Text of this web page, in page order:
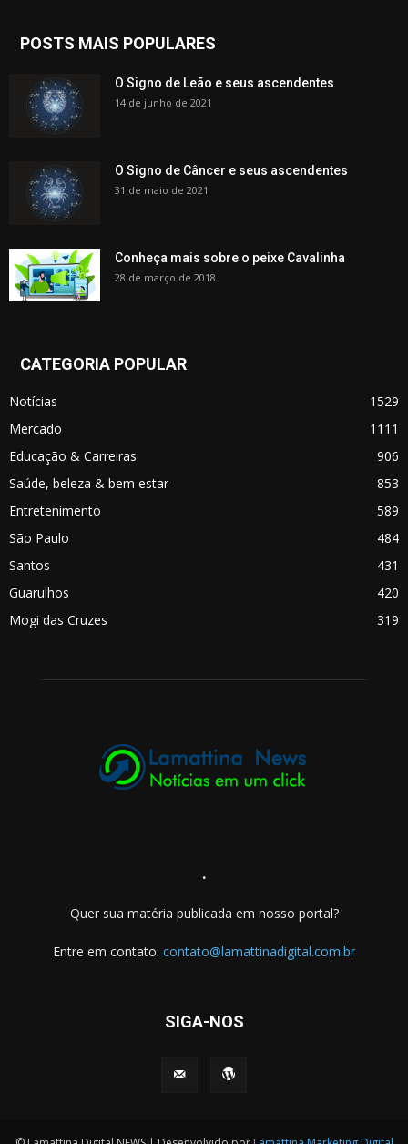
POSTS MAIS POPULARES
O Signo de Leão e seus ascendentes
14 de junho de 2021
O Signo de Câncer e seus ascendentes
31 de maio de 2021
Conheça mais sobre o peixe Cavalinha
28 de março de 2018
CATEGORIA POPULAR
Notícias
1529
Mercado
1111
Educação & Carreiras
906
Saúde, beleza & bem estar
853
Entretenimento
589
São Paulo
484
Santos
431
Guarulhos
420
Mogi das Cruzes
319
.
Quer sua matéria publicada em nosso portal?
Entre em contato: contato@lamattinadigital.com.br
SIGA-NOS